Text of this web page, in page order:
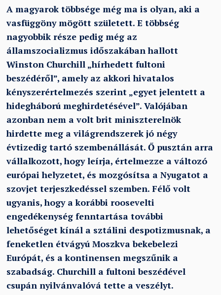
A magyarok többsége még ma is olyan, aki a
vasfüggöny mögött született. E többség
nagyobbik része pedig még az
államszocializmus időszakában hallott
Winston Churchill „hírhedett fultoni
beszédéről”, amely az akkori hivatalos
kényszerértelmezés szerint „egyet jelentett a
hidegháború meghirdetésével”. Valójában
azonban nem a volt brit miniszterelnök
hirdette meg a világrendszerek jó négy
évtizedig tartó szembenállását. Ő pusztán arra
vállalkozott, hogy leírja, értelmezze a változó
európai helyzetet, és mozgósítsa a Nyugatot a
szovjet terjeszkedéssel szemben. Félő volt
ugyanis, hogy a korábbi roosevelti
engedékenység fenntartása további
lehetőséget kínál a sztálini despotizmusnak, a
feneketlen étvágyú Moszkva bekebelezi
Európát, és a kontinensen megszűnik a
szabadság. Churchill a fultoni beszédével
csupán nyilvánvalóvá tette a veszélyt.